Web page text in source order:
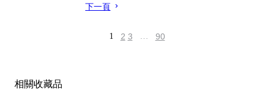
下一頁
1 2 3 … 90
相關收藏品